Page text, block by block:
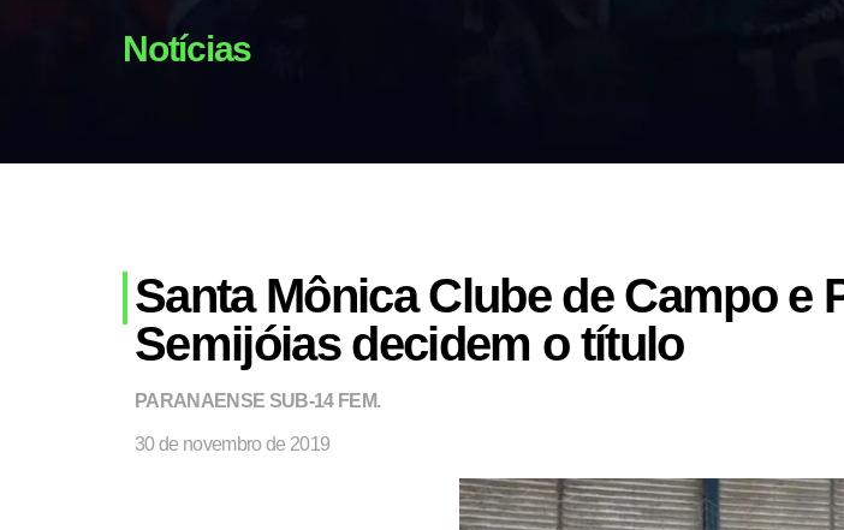
Notícias
Santa Mônica Clube de Campo e
Semijóias decidem o título
PARANAENSE SUB-14 FEM.
30 de novembro de 2019